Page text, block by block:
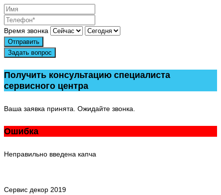
Время звонка
Отправить
Задать вопрос
Получить консультацию специалиста
сервисного центра
Ваша заявка принята. Ожидайте звонка.
Ошибка
Неправильно введена капча
Сервис декор 2019